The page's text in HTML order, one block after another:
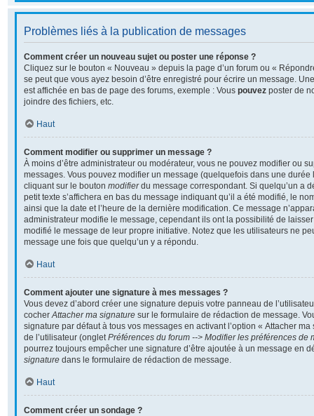
Problèmes liés à la publication de messages
Comment créer un nouveau sujet ou poster une réponse ?
Cliquez sur le bouton « Nouveau » depuis la page d’un forum ou «
se peut que vous ayez besoin d’être enregistré pour écrire un message.
est affichée en bas de page des forums, exemple : Vous pouvez poster de
joindre des fichiers, etc.
Haut
Comment modifier ou supprimer un message ?
À moins d’être administrateur ou modérateur, vous ne pouvez modifier ou
messages. Vous pouvez modifier un message (quelquefois dans une
cliquant sur le bouton modifierdu message correspondant. Si quelqu’un a
petit texte s’affichera en bas du message indiquant qu’il a été modifié, le
ainsi que la date et l’heure de la dernière modification. Ce message
administrateur modifie le message, cependant ils ont la possibilité de
modifié le message de leur propre initiative. Notez que les utilisateurs ne
message une fois que quelqu’un y a répondu.
Haut
Comment ajouter une signature à mes messages ?
Vous devez d’abord créer une signature depuis votre panneau de
cocherAttacher ma signature sur le formulaire de rédaction de message.
signature par défaut à tous vos messages en activant l’option « Attacher
de l’utilisateur (ongletPréférences du forum --> Modifier les préférences de
pourrez toujours empêcher une signature d’être ajoutée à un message en
signature dans le formulaire de rédaction de message.
Haut
Comment créer un sondage ?